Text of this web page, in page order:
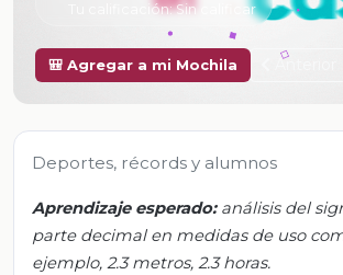
Tu calificación:Sin calificar
🎒 Agregar a mi Mochila Anterior
Deportes, récords y alumnos
Aprendizaje esperado: análisis del
parte decimal en medidas de uso
ejemplo, 2.3 metros, 2.3 horas.